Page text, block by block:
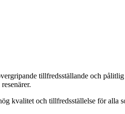
tillfredsställande och
kvalitet och tillfredsställelse för alla